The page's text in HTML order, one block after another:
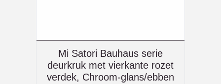
Mi Satori Bauhaus serie
deurkruk met vierkante rozet
verdek, Chroom-glans/ebben